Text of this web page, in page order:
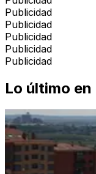
Publicidad
Publicidad
Publicidad
Publicidad
Publicidad
Lo último en